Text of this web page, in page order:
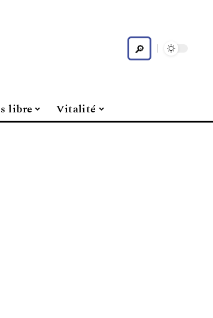
libre Vitalité